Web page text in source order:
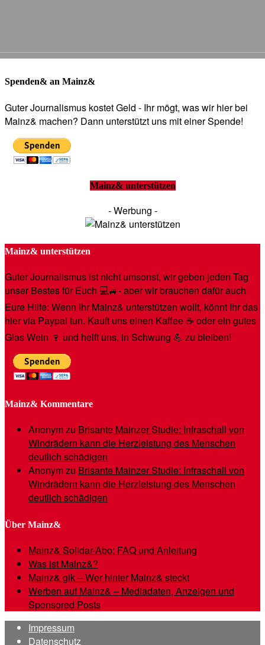
Spenden& an Mainz&
Guter Journalismus kostet Geld - Ihr mögt, was wir hier bei
Mainz& machen? Dann unterstützt uns mit einer Spende!
Mainz& unterstützen
- Werbung -
Mainz& unterstützen
Guter Journalismus ist nicht umsonst, wir geben jeden Tag
unser Bestes für Euch 💻🚙- aber wir brauchen dafür auch
Eure Hilfe: Wenn Ihr Mainz& unterstützen wollt, könnt Ihr das
hier via Paypal tun. Kauft uns einen Kaffee ☕️ oder ein gutes
Glas Wein 🍷 und helft uns, in Schwung 💪 zu bleiben!
Mainz& Kommentare
Anonymzu Brisante Mainzer Studie: Infraschall von
Windrädern kann die Herzleistung des Menschen
deutlich schädigen
Anonymzu Brisante Mainzer Studie: Infraschall von
Windrädern kann die Herzleistung des Menschen
deutlich schädigen
Über Mainz&
Mainz& Solidar-Abo: FAQ und Anleitung
Was ist Mainz&?
Mainz& gik – Wer hinter Mainz& steckt
Werben auf Mainz& – Mediadaten, Anzeigen und
Sponsored Posts
Impressum
Datenschutz